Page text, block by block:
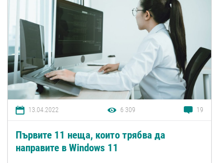
13.04.2022 6 309 19
Първите 11 неща, които трябва да
направите в Windows 11